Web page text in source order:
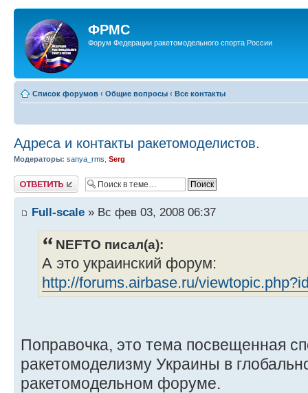
ФРМС
Форум Федерации ракетомодельного спорта России
Список форумов ‹ Общие вопросы ‹ Все контакты
Адреса и контакты ракетомоделистов.
Модераторы: sanya_rms Serg
Ответить
Full-scale » Вс фев 03, 2008 06:37
NEFTO писал(а):
А это украинский форум:
http://forums.airbase.ru/
Поправочка, это тема посвещенная
ракетомоделизму Украины в
ракетомодельном форуме.